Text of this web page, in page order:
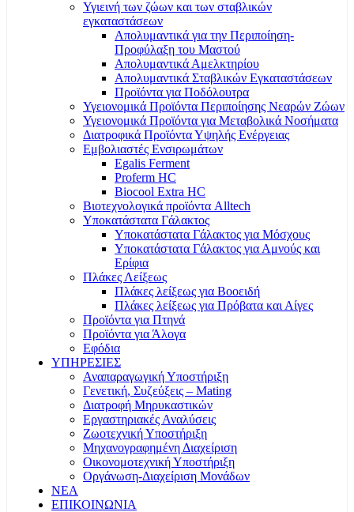
Υγιεινή των ζώων και των σταβλικών
εγκαταστάσεων
Απολυμαντικά για την Περιποίηση-
Προφύλαξη του Μαστού
Απολυμαντικά Αμελκτηρίου
Απολυμαντικά Σταβλικών Εγκαταστάσεων
Προϊόντα για Ποδόλουτρα
Υγειονομικά Προϊόντα Περιποίησης Νεαρών Ζώων
Υγειονομικά Προϊόντα για Μεταβολικά Νοσήματα
Διατροφικά Προϊόντα Υψηλής Ενέργειας
Εμβολιαστές Ενσιρωμάτων
Egalis Ferment
Proferm HC
Biocool Extra HC
Βιοτεχνολογικά προϊόντα Alltech
Υποκατάστατα Γάλακτος
Υποκατάστατα Γάλακτος για Μόσχους
Υποκατάστατα Γάλακτος για Αμνούς και
Ερίφια
Πλάκες Λείξεως
Πλάκες λείξεως για Βοοειδή
Πλάκες λείξεως για Πρόβατα και Αίγες
Προϊόντα για Πτηνά
Προϊόντα για Άλογα
Εφόδια
ΥΠΗΡΕΣΙΕΣ
Αναπαραγωγική Υποστήριξη
Γενετική, Συζεύξεις – Mating
Διατροφή Μηρυκαστικών
Εργαστηριακές Αναλύσεις
Ζωοτεχνική Υποστήριξη
Μηχανογραφημένη Διαχείριση
Οικονομοτεχνική Υποστήριξη
Οργάνωση-Διαχείριση Μονάδων
ΝΕΑ
ΕΠΙΚΟΙΝΩΝΙΑ